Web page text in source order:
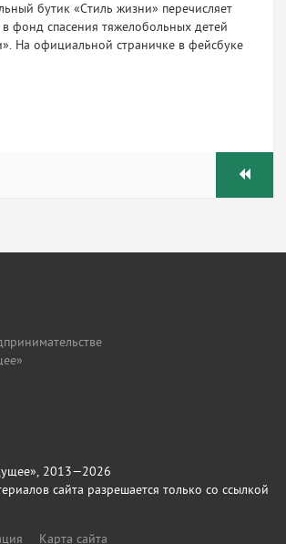
бутик «Стиль жизни» перечисляет
фонд спасения тяжелобольных детей
На официальной страничке в фейсбуке
2013—2026
сайта разрешается только со ссылкой
Карта сайта